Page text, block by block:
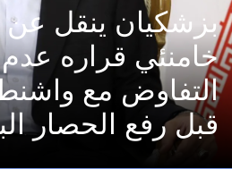
بزشكيان ينقل عن
خامنئي قراره عدم
التفاوض مع
قبل رفع الحصار